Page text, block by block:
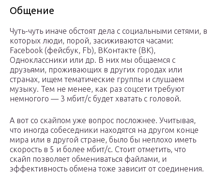
Общение
Чуть-чуть иначе обстоят дела с социальными сетями, в
которых люди, порой, засиживаются часами:
Facebook (фейсбук, Fb), ВКонтакте (ВК),
Одноклассники или др. В них мы общаемся с
друзьями, проживающих в других городах или
странах, ищем тематические группы и слушаем
музыку. Тем не менее, как раз соцсети требуют
немногого — 3 мбит/с будет хватать с головой.
А вот со скайпом уже вопрос посложнее. Учитывая,
что иногда собеседники находятся на другом конце
мира или в другой стране, было бы неплохо иметь
скорость в 5 и более мбит/с. Стоит отметить, что
скайп позволяет обмениваться файлами, и
эффективность обмена тоже зависит от соединения.